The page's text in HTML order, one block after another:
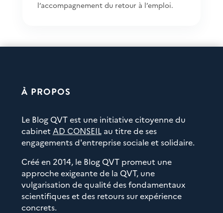
l’accompagnement du retour à l’emploi.
À PROPOS
Le Blog QVT est une initiative citoyenne du
cabinet AD CONSEILau titre de ses
engagements d'entreprise sociale et solidaire.
Créé en 2014, le Blog QVT promeut une
approche exigeante de la QVT, une
vulgarisation de qualité des fondamentaux
scientifiques et des retours sur expérience
concrets.